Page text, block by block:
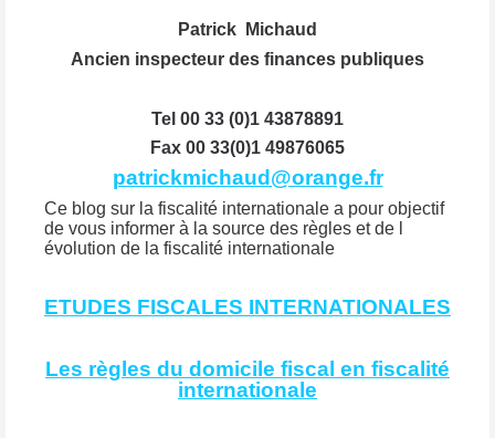
Patrick Michaud
Ancien inspecteur des finances publiques
Tel 00 33 (0)1 43878891
Fax 00 33(0)1 49876065
patrickmichaud@orange.fr
Ce blog sur la fiscalité internationale a pour objectif
de vous informer à la source des règles et de l
évolution de la fiscalité internationale
ETUDES FISCALES INTERNATIONALES
Les règles du domicile fiscal en fiscalité
internationale